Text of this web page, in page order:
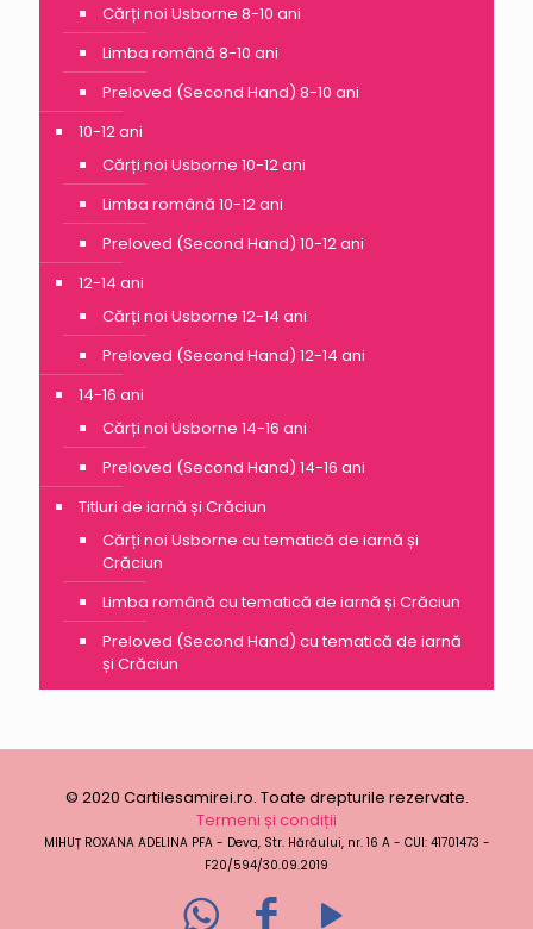
Cărți noi Usborne 8-10 ani
Limba română 8-10 ani
Preloved (Second Hand) 8-10 ani
10-12 ani
Cărți noi Usborne 10-12 ani
Limba română 10-12 ani
Preloved (Second Hand) 10-12 ani
12-14 ani
Cărți noi Usborne 12-14 ani
Preloved (Second Hand) 12-14 ani
14-16 ani
Cărți noi Usborne 14-16 ani
Preloved (Second Hand) 14-16 ani
Titluri de iarnă și Crăciun
Cărți noi Usborne cu tematică de iarnă și
Crăciun
Limba română cu tematică de iarnă și Crăciun
Preloved (Second Hand) cu tematică de iarnă
și Crăciun
© 2020 Cartilesamirei.ro. Toate drepturile rezervate.
Termeni și condiții
MIHUȚ ROXANA ADELINA PFA - Deva, Str. Hărăului, nr. 16 A - CUI: 41701473 -
F20/594/30.09.2019